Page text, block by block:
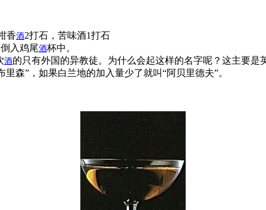
香酒2打石，苦味酒1打石
入鸡尾酒杯中。
酒的只有外国的异教徒。为什么会起这样的名字呢？这主要是
森”，如果白兰地的加入量少了就叫“阿贝里德夫”。